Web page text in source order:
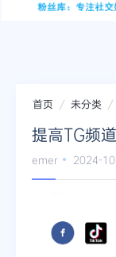
首页 未分类
提高TG频
emer 2024-